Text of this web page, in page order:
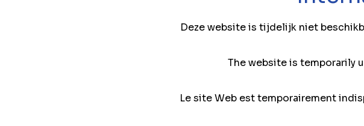
Deze website is tijdelijk niet
The website is temporarily
Le site Web est temporairement